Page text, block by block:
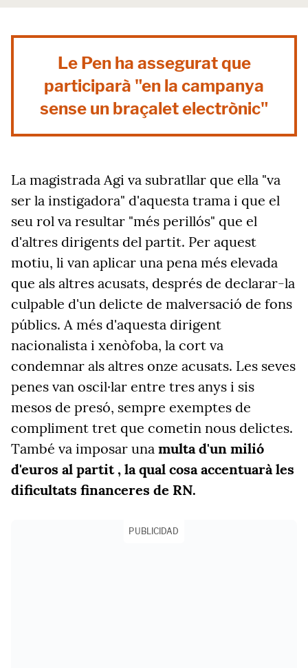
Le Pen ha assegurat que
participarà "en la campanya
sense un braçalet electrònic"
La magistrada Agi va subratllar que ella "va
ser la instigadora" d'aquesta trama i que el
seu rol va resultar "més perillós" que el
d'altres dirigents del partit. Per aquest
motiu, li van aplicar una pena més elevada
que als altres acusats, després de declarar-la
culpable d'un delicte de malversació de fons
públics. A més d'aquesta dirigent
nacionalista i xenòfoba, la cort va
condemnar als altres onze acusats. Les seves
penes van oscil·lar entre tres anys i sis
mesos de presó, sempre exemptes de
compliment tret que cometin nous delictes.
També va imposar una multa d'un milió
d'euros al partit , la qual cosa accentuarà les
dificultats financeres de RN.
PUBLICIDAD